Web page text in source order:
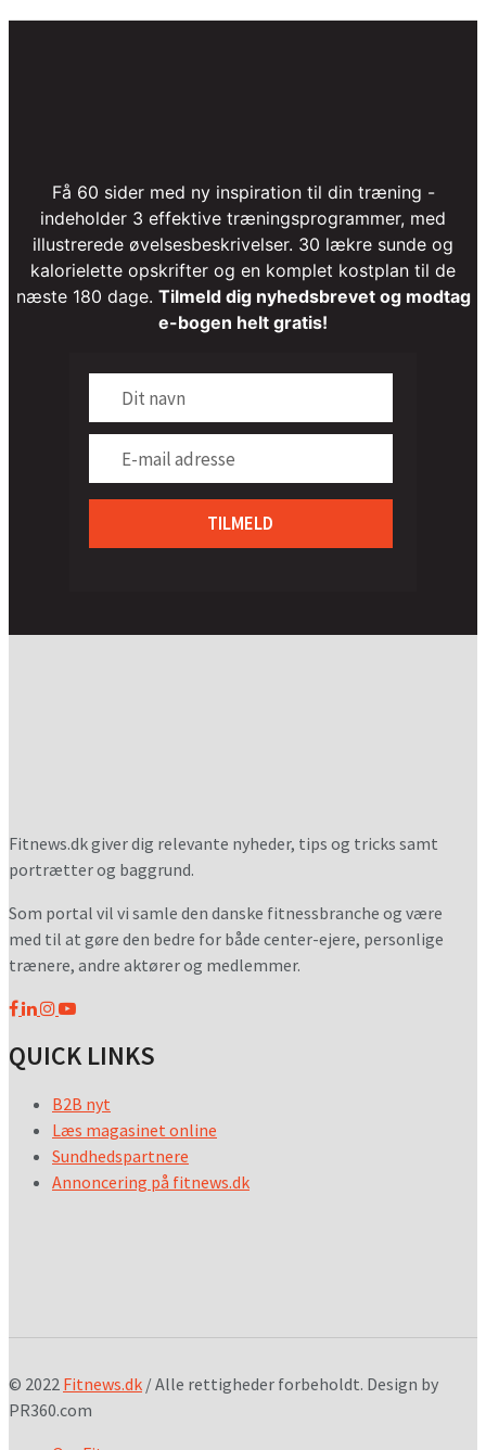
Få 60 sider med ny inspiration til din træning -
indeholder 3 effektive træningsprogrammer, med
illustrerede øvelsesbeskrivelser. 30 lækre sunde og
kalorielette opskrifter og en komplet kostplan til de
næste 180 dage. Tilmeld dig nyhedsbrevet og modtag
e-bogen helt gratis!
TILMELD
Fitnews.dk giver dig relevante nyheder, tips og tricks samt
portrætter og baggrund.
Som portal vil vi samle den danske fitnessbranche og være
med til at gøre den bedre for både center-ejere, personlige
trænere, andre aktører og medlemmer.
QUICK LINKS
B2B nyt
Læs magasinet online
Sundhedspartnere
Annoncering på fitnews.dk
© 2022 Fitnews.dk / Alle rettigheder forbeholdt. Design by
PR360.com